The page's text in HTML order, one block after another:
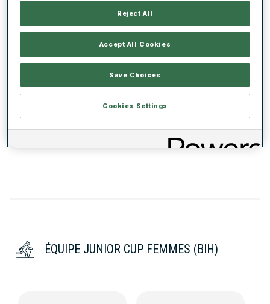
TIR DEBOUT 44%
TENDANCE DES PERFORMANCES
ÉQUIPE JUNIOR CUP FEMMES (BIH)
Reject All
Accept All Cookies
Save Choices
Cookies Settings